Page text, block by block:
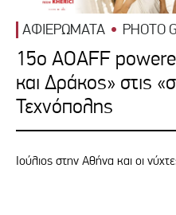
ΑΦΙΕΡΩΜΑΤΑ PHOTO
15ο AOAFF
και Δράκος» στις
Τεχνόπολης
Ιούλιος στην Αθήνα και οι